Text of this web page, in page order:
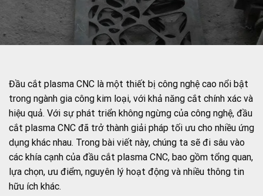
Đầu cắt plasma CNC là một thiết bị công nghệ cao nổi bật
trong ngành gia công kim loại, với khả năng cắt chính xác và
hiệu quả. Với sự phát triển không ngừng của công nghệ, đầu
cắt plasma CNC đã trở thành giải pháp tối ưu cho nhiều ứng
dụng khác nhau. Trong bài viết này, chúng ta sẽ đi sâu vào
các khía cạnh của đầu cắt plasma CNC, bao gồm tổng quan,
lựa chọn, ưu điểm, nguyên lý hoạt động và nhiều thông tin
hữu ích khác.